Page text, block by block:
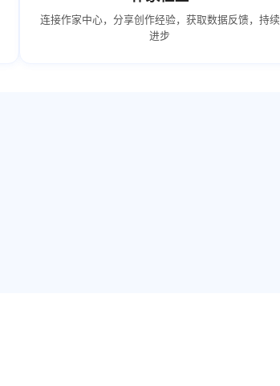
连接作家中心，分享创作经验，获取数据反馈，持续
进步